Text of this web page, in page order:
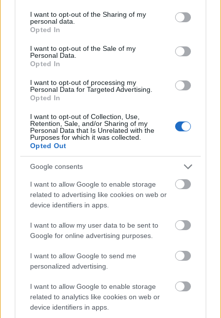
not limited to your visit or usage behaviour. You may click to
grant or deny consent to Google and its third-party tags to
use your data for below specified purposes in below Google
consent section.
I want to opt-out of the Sharing of my
personal data.
Opted In
I want to opt-out of the Sale of my
Personal Data.
Opted In
I want to opt-out of processing my
Personal Data for Targeted Advertising.
Opted In
I want to opt-out of Collection, Use,
Retention, Sale, and/or Sharing of my
Personal Data that Is Unrelated with the
Purposes for which it was collected.
Opted Out
Google consents
I want to allow Google to enable storage
related to advertising like cookies on web or
device identifiers in apps.
I want to allow my user data to be sent to
Google for online advertising purposes.
I want to allow Google to send me
personalized advertising.
I want to allow Google to enable storage
related to analytics like cookies on web or
device identifiers in apps.
nada grave y todo puede quedarse en una sobrecarga que
no le impedirá estar listo para la jornada 7.
Gastón Álvarez, protagonista
principales de la victoria del Getafe en Pamplona. Gastón
marcó gol, ayudó a mantener su portería a cero, pero no
no tiene nada serio.
El consejo de compra Comunio de la semana: Arnau
Martínez
Cada semana os presentamos un
jugador que no está en muchas
plantillas de Comunio y del que se
plazo. En esta ocasión analizamos
a Arnau Martínez del Girona.
Accidentado Villarreal-Sevilla
El duelo entre el Villarreal y el Sevilla se puede resumir
como accidentado, ya que dejó varios jugadores